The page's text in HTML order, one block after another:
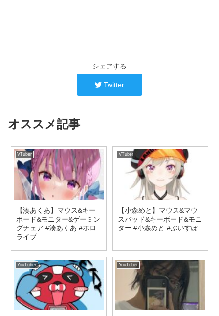
シェアする
Twitter
オススメ記事
VTuber
【湊あくあ】マウス&キー
ボード&モニター&ゲーミン
グチェア #湊あくあ #ホロ
ライブ
VTuber
【小森めと】マウス&マウ
スパッド&キーボード&モニ
ター #小森めと #ぶいすぽ
YouTuber YouTuber